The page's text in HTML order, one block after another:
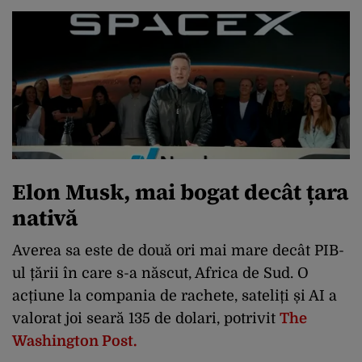
Elon Musk, mai bogat decât țara
nativă
Averea sa este de două ori mai mare decât PIB-
ul țării în care s-a născut, Africa de Sud. O
acțiune la compania de rachete, sateliți și AI a
valorat joi seară 135 de dolari, potrivit The
Washington Post.